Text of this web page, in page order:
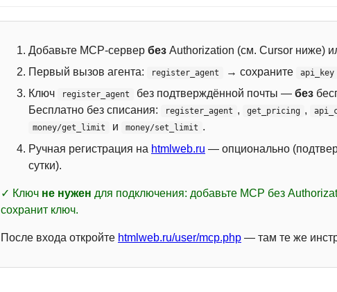
Добавьте MCP-сервер без Authorization (см. Cursor ниже)
Первый вызов агента:
register_agent → сохраните api_key
Ключ
register_agent без подтверждённой почты — без
Бесплатно без списания:
register_agent , get_pricing ,
money/get_limit и money/set_limit .
Ручная регистрация на htmlweb.ru — опционально
сутки).
✓ Ключ не нужен для подключения: добавьте MCP без
сохранит ключ.
После входа откройте htmlweb.ru/user/mcp.php — там те же